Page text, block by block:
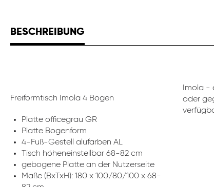
BESCHREIBUNG
Freiformtisch Imola 4 Bogen
Platte officegrau GR
Platte Bogenform
4-Fuß-Gestell alufarben AL
Tisch höheneinstellbar 68-82 cm
gebogene Platte an der Nutzerseite
Maße (BxTxH): 180 x 100/80/100 x 68-
Imola -
oder